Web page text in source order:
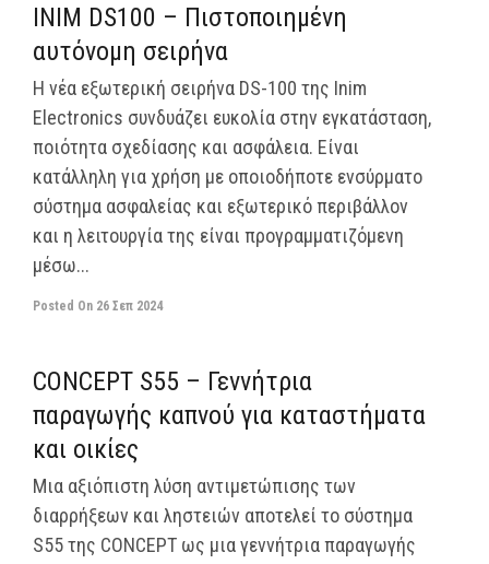
INIM DS100 – Πιστοποιημένη
αυτόνομη σειρήνα
H νέα εξωτερική σειρήνα DS-100 της Inim
Electronics συνδυάζει ευκολία στην εγκατάσταση,
ποιότητα σχεδίασης και ασφάλεια. Είναι
κατάλληλη για χρήση με οποιοδήποτε ενσύρματο
σύστημα ασφαλείας και εξωτερικό περιβάλλον
και η λειτουργία της είναι προγραμματιζόμενη
μέσω...
Posted On 26 Σεπ 2024
CONCEPT S55 – Γεννήτρια
παραγωγής καπνού για καταστήματα
και οικίες
Μια αξιόπιστη λύση αντιμετώπισης των
διαρρήξεων και ληστειών αποτελεί το σύστημα
S55 της CONCEPT ως μια γεννήτρια παραγωγής